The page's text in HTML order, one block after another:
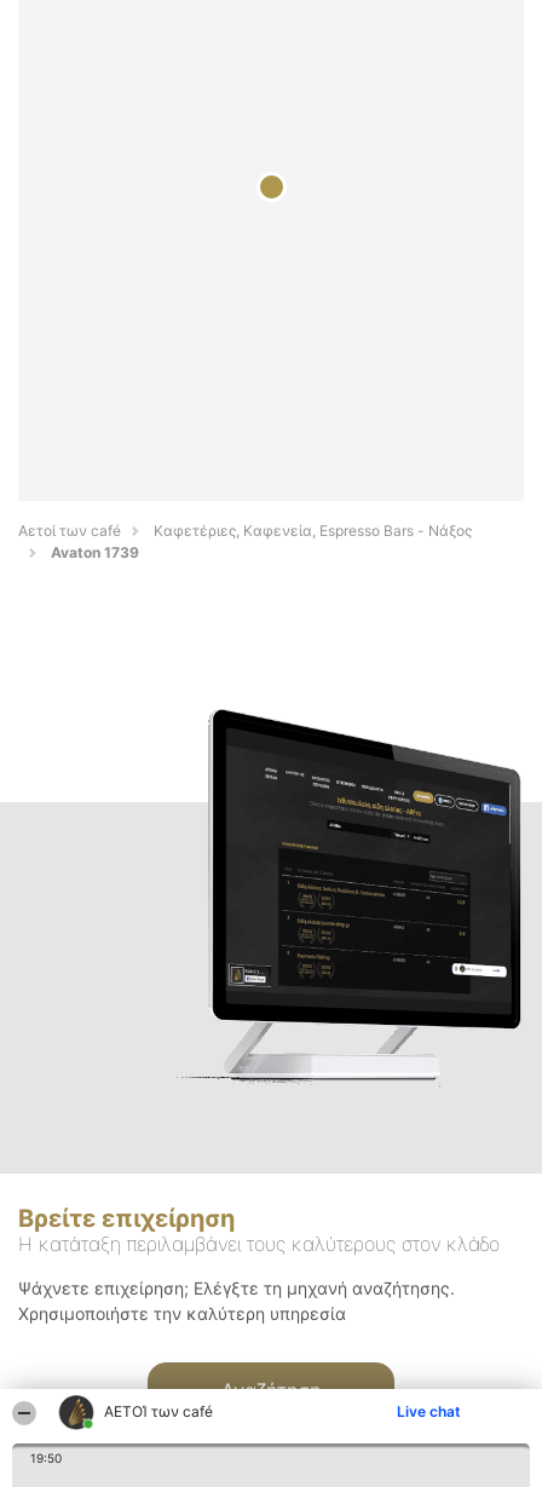
ΑΕΤΟΊ των café Live chat
19:50
Αετοί των café
Καφετέριες, Καφενεία, Espresso Bars - Νάξος
Avaton 1739
Βρείτε επιχείρηση
Η κατάταξη περιλαμβάνει τους καλύτερους στον κλάδο
Ψάχνετε επιχείρηση; Ελέγξτε τη μηχανή αναζήτησης.
Χρησιμοποιήστε την καλύτερη υπηρεσία
Αναζήτηση